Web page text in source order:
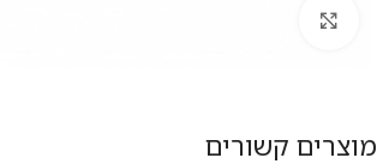
מוצרים קשורים